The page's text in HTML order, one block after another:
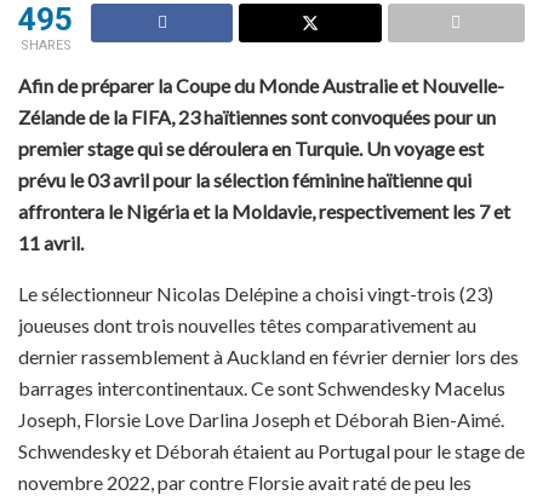
495
SHARES
Afin de préparer la Coupe du Monde Australie et Nouvelle-
Zélande de la FIFA, 23 haïtiennes sont convoquées pour un
premier stage qui se déroulera en Turquie. Un voyage est
prévu le 03 avril pour la sélection féminine haïtienne qui
affrontera le Nigéria et la Moldavie, respectivement les 7 et
11 avril.
Le sélectionneur Nicolas Delépine a choisi vingt-trois (23)
joueuses dont trois nouvelles têtes comparativement au
dernier rassemblement à Auckland en février dernier lors des
barrages intercontinentaux. Ce sont Schwendesky Macelus
Joseph, Florsie Love Darlina Joseph et Déborah Bien-Aimé.
Schwendesky et Déborah étaient au Portugal pour le stage de
novembre 2022, par contre Florsie avait raté de peu les